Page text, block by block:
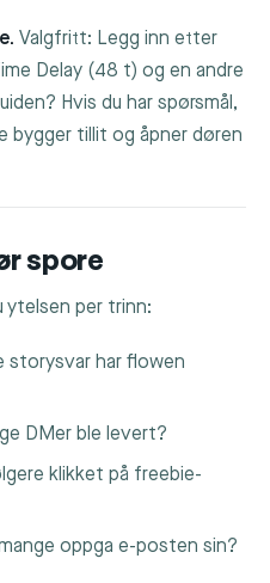
Valgfritt: Legg inn etter
Delay (48 t) og en andre
Hvis du har spørsmål,
bygger tillit og åpner døren
spore
ytelsen per trinn:
storysvar har flowen
DMer ble levert?
klikket på freebie-
oppga e-posten sin?